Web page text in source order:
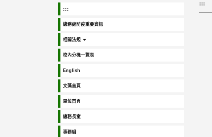
:::
總務處防疫重要資訊
相關法規
校內分機一覽表
English
文藻首頁
單位首頁
總務長室
事務組
:::